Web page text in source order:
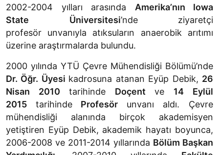
2002-2004 yılları arasında Amerika’nın Iowa
State Üniversitesi’nde
ziyaretçi
profesör
unvanıyla atıksuların anaerobik arıtımı
üzerine araştırmalarda bulundu.
2000 yılında YTÜ Çevre Mühendisliği Bölümü’nde
Dr. Öğr. Üyesi kadrosuna atanan Eyüp Debik, 26
Nisan 2010 tarihinde Doçent ve 14 Eylül
2015 tarihindeProfesör unvanı aldı. Çevre
mühendisliği alanında birçok akademisyen
yetiştiren Eyüp Debik, akademik hayatı boyunca,
2006-2008 ve 2011-2014 yıllarında Bölüm Başkan